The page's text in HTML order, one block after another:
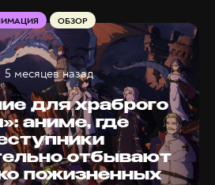
для храброго
аниме, где
отбывают
пожизненных
ОБЗОР
5 месяцев назад